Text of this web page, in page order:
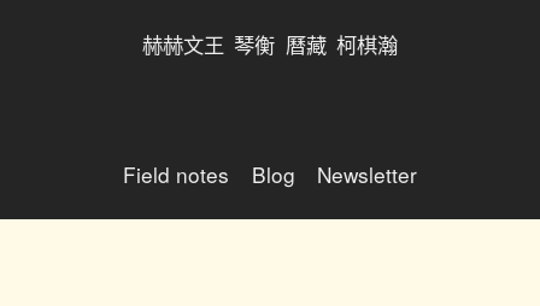
赫赫文王 琴衡 曆藏 柯棋瀚
Field notes Blog Newsletter